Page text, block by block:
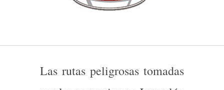
Las rutas peligrosas tomadas